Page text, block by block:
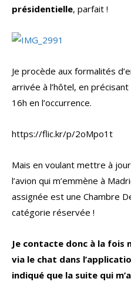
présidentielle, parfait !
Je procède aux formalités
arrivée à l’hôtel, en
16h en l’occurrence.
https://flic.kr/p/2oMpo1t
Mais en voulant mettre à
l’avion qui m’emmène à
assignée est une Chambre
catégorie réservée !
Je contacte donc à la fois
via le chat dans
indiqué que la suite qui